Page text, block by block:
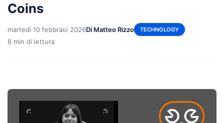
Coins
martedì 10 febbraio 2026Di Matteo Rizzo TECHNOLOGY
8 min di lettura